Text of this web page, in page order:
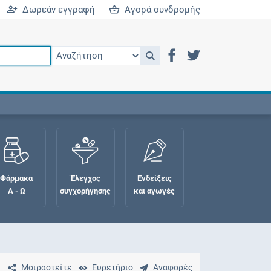
Δωρεάν εγγραφή Αγορά συνδρομής
Φάρμακα
Α - Ω
Έλεγχος
συγχορήγησης
Ενδείξεις
και αγωγές
Μοιραστείτε Ευρετήριο Αναφορές